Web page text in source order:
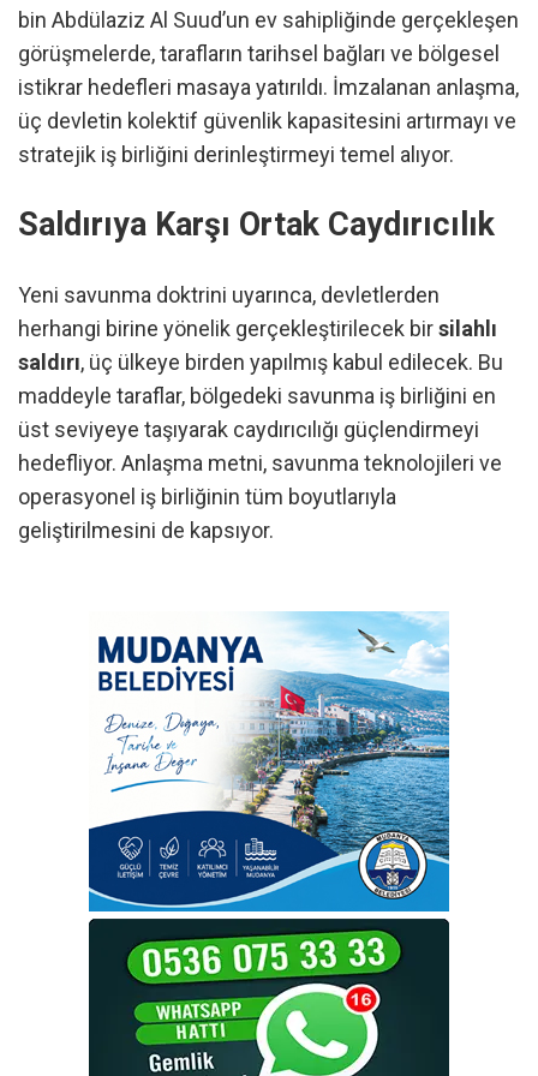
bin Abdülaziz Al Suud’un ev sahipliğinde gerçekleşen
görüşmelerde, tarafların tarihsel bağları ve bölgesel
istikrar hedefleri masaya yatırıldı. İmzalanan anlaşma,
üç devletin kolektif güvenlik kapasitesini artırmayı ve
stratejik iş birliğini derinleştirmeyi temel alıyor.
Saldırıya Karşı Ortak Caydırıcılık
Yeni savunma doktrini uyarınca, devletlerden
herhangi birine yönelik gerçekleştirilecek birsilahlı
saldırı, üç ülkeye birden yapılmış kabul edilecek. Bu
maddeyle taraflar, bölgedeki savunma iş birliğini en
üst seviyeye taşıyarak caydırıcılığı güçlendirmeyi
hedefliyor. Anlaşma metni, savunma teknolojileri ve
operasyonel iş birliğinin tüm boyutlarıyla
geliştirilmesini de kapsıyor.